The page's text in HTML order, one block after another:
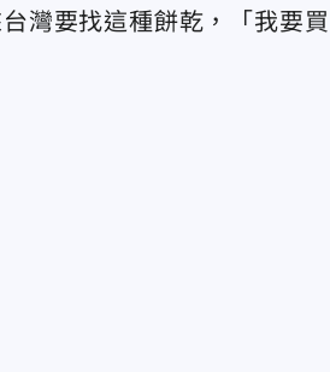
灣要找這種餅乾，「我要買